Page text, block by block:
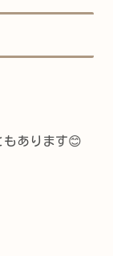
もあります😊